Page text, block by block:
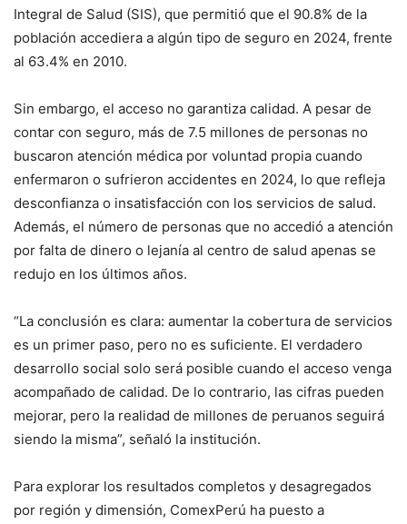
Integral de Salud (SIS), que permitió que el 90.8% de la
población accediera a algún tipo de seguro en 2024, frente
al 63.4% en 2010.
Sin embargo, el acceso no garantiza calidad. A pesar de
contar con seguro, más de 7.5 millones de personas no
buscaron atención médica por voluntad propia cuando
enfermaron o sufrieron accidentes en 2024, lo que refleja
desconfianza o insatisfacción con los servicios de salud.
Además, el número de personas que no accedió a atención
por falta de dinero o lejanía al centro de salud apenas se
redujo en los últimos años.
“La conclusión es clara: aumentar la cobertura de servicios
es un primer paso, pero no es suficiente. El verdadero
desarrollo social solo será posible cuando el acceso venga
acompañado de calidad. De lo contrario, las cifras pueden
mejorar, pero la realidad de millones de peruanos seguirá
siendo la misma”, señaló la institución.
Para explorar los resultados completos y desagregados
por región y dimensión, ComexPerú ha puesto a